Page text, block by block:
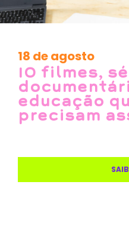
18 de agosto
10 filmes,
educação
precisam